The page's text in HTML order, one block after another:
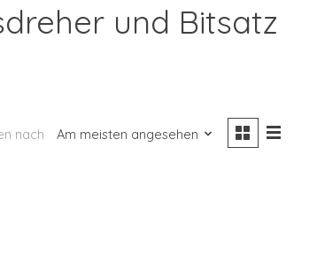
und Bitsatz
nach Am meisten angesehen